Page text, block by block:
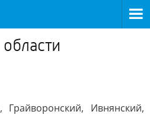
Грайворонский, Ивнянский,